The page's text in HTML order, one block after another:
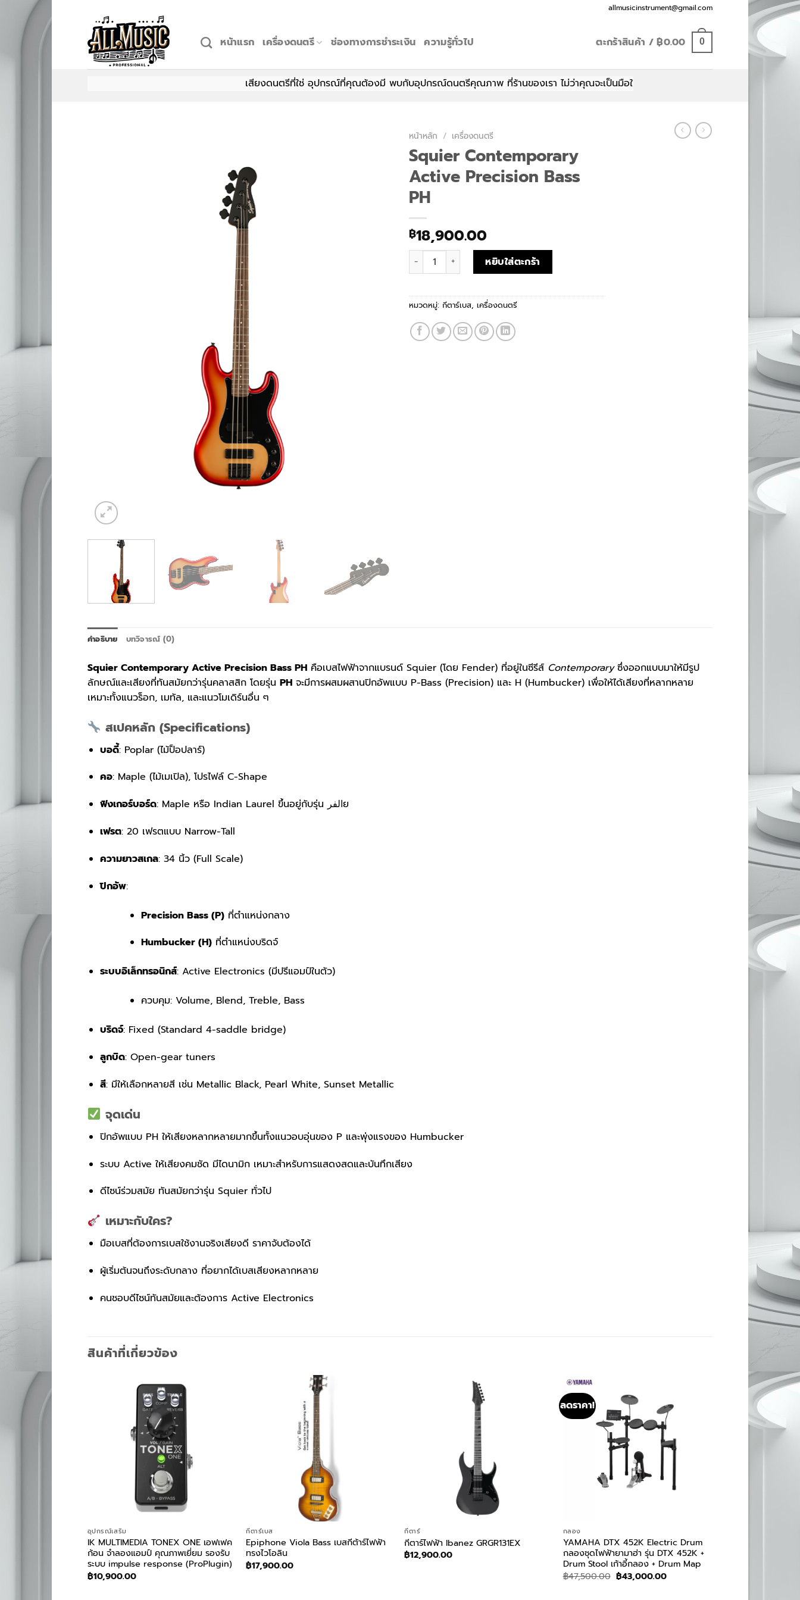
to
allmusicinstrument@gmail.com
หน้าแรก เครื่องดนตรี ช่องทางการชำระเงิน ความรู้ทั่วไป ตะกร้าสินค้า /฿0.00 0
เสียงดนตรีที่ใช่ อุปกรณ์ที่คุณต้องมี พบกับอุปกรณ์ดนตรีคุณภาพ ที่ร้านของเรา ไม่ว่าคุณจะเป็นมือใหม่หรือมือโปร มีทุกอย่างให้คุณเลือกสรร
หน้าหลัก / เครื่องดนตรี
Squier Contemporary
Active Precision Bass
PH
฿18,900.00
จำนวน Squier Contemporary Active Precision Bass PH ชิ้น
หยิบใส่ตะกร้า
หมวดหมู่: กีตาร์เบส, เครื่องดนตรี
คำอธิบาย บทวิจารณ์ (0)
Squier Contemporary Active Precision Bass PH คือเบสไฟฟ้าจากแบรนด์ Squier (โดย Fender) ที่อยู่ในซีรีส์ Contemporaryซึ่งออกแบบมาให้มีรูป
ลักษณ์และเสียงที่ทันสมัยกว่ารุ่นคลาสสิก โดยรุ่น PH จะมีการผสมผสานปิกอัพแบบ P-Bass (Precision) และ H (Humbucker) เพื่อให้ได้เสียงที่หลากหลาย
เหมาะทั้งแนวร็อก, เมทัล, และแนวโมเดิร์นอื่น ๆ
สเปคหลัก (Specifications)
บอดี้: Poplar (ไม้ป็อปลาร์)
คอ: Maple (ไม้เมเปิล), โปรไฟล์ C-Shape
ฟิงเกอร์บอร์ด
: Maple หรือ Indian Laurel ขึ้นอยู่กับรุ่น الفرย
เฟรต: 20 เฟรตแบบ Narrow-Tall
ความยาวสเกล: 34 นิ้ว (Full Scale)
ปิกอัพ:
Precision Bass (P)ที่ตำแหน่งกลาง
Humbucker (H)ที่ตำแหน่งบริดจ์
ระบบอิเล็กทรอนิกส์: Active Electronics (มีปรีแอมป์ในตัว)
ควบคุม: Volume, Blend, Treble, Bass
บริดจ์: Fixed (Standard 4-saddle bridge)
ลูกบิด: Open-gear tuners
สี: มีให้เลือกหลายสี เช่น Metallic Black, Pearl White, Sunset Metallic
จุดเด่น
ปิกอัพแบบ PH ให้เสียงหลากหลายมากขึ้นทั้งแนวอบอุ่นของ P และพุ่งแรงของ Humbucker
ระบบ Active ให้เสียงคมชัด มีไดนามิก เหมาะสำหรับการแสดงสดและบันทึกเสียง
ดีไซน์ร่วมสมัย ทันสมัยกว่ารุ่น Squier ทั่วไป
เหมาะกับใคร?
มือเบสที่ต้องการเบสใช้งานจริงเสียงดี ราคาจับต้องได้
ผู้เริ่มต้นจนถึงระดับกลาง ที่อยากได้เบสเสียงหลากหลาย
คนชอบดีไซน์ทันสมัยและต้องการ Active Electronics
สินค้าที่เกี่ยวข้อง
อุปกรณ์เสริม
IK MULTIMEDIA TONEX ONE เอฟเฟค
ก้อน จำลองแอมป์ คุณภาพเยี่ยม รองรับ
ระบบ impulse response (ProPlugin)
฿10,900.00
กีตาร์เบส
Epiphone Viola Bass เบสกีต้าร์ไฟฟ้า
ทรงไวโอลิน
฿17,900.00
กีตาร์
กีตาร์ไฟฟ้า Ibanez GRGR131EX
฿12,900.00
ลดราคา!
กลอง
YAMAHA DTX 452K Electric Drum
กลองชุดไฟฟ้ายามาฮ่า รุ่น DTX 452K +
Drum Stool เก้าอี้กลอง + Drum Map
฿47,500.00 Original
price
฿43,000.00Current